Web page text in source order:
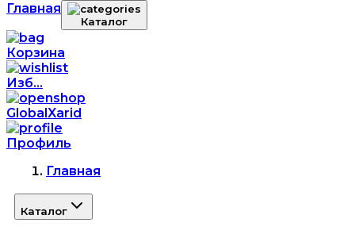
Главная
Каталог
Корзина
Изб...
GlobalXarid
Профиль
Главная
Каталог